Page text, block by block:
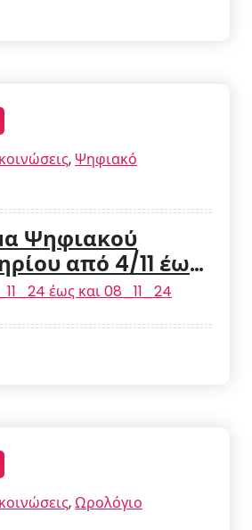
,Ψηφιακό
Ψηφιακού
από 4/11 έως
έως και 08_11_24
,Ωρολόγιο